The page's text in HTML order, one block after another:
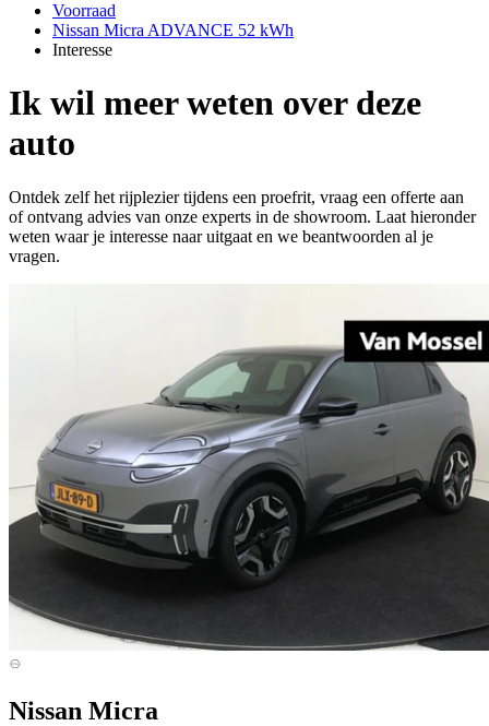
Voorraad
Nissan Micra ADVANCE 52 kWh
Interesse
Ik wil meer weten over deze
auto
Ontdek zelf het rijplezier tijdens een proefrit, vraag een offerte aan
of ontvang advies van onze experts in de showroom. Laat hieronder
weten waar je interesse naar uitgaat en we beantwoorden al je
vragen.
Nissan Micra